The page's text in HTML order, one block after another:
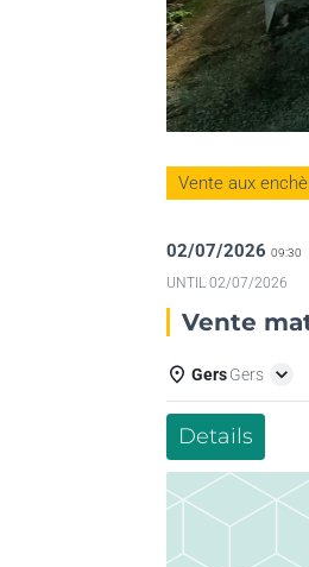
Vente aux
02/07/2026 09:30
UNTIL 02/07/2026
Vente
Gers Gers
Details